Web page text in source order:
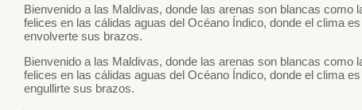
Bienvenido a las Maldivas, donde las arenas son blancas como
felices en las cálidas aguas del Océano Índico, donde el clima
envolverte sus brazos.
Bienvenido a las Maldivas, donde las arenas son blancas como
felices en las cálidas aguas del Océano Índico, donde el clima
engullirte sus brazos.